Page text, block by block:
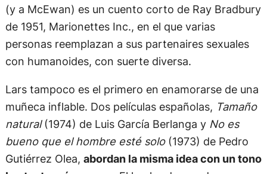
(y a McEwan) es un cuento corto de Ray Bradbury
de 1951, Marionettes Inc., en el que varias
personas reemplazan a sus partenaires sexuales
con humanoides, con suerte diversa.
Lars tampoco es el primero en enamorarse de una
muñeca inflable. Dos películas españolas, Tamaño
natural (1974) de Luis García Berlanga y No es
bueno que el hombre esté solo(1973) de Pedro
Gutiérrez Olea, abordan la misma idea con un tono